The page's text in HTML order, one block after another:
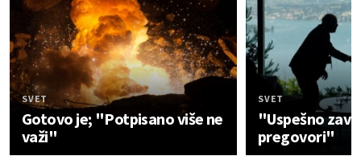
SVET
Gotovo je; "Potpisano više ne
važi"
SVET
"Uspešno
pregovori"